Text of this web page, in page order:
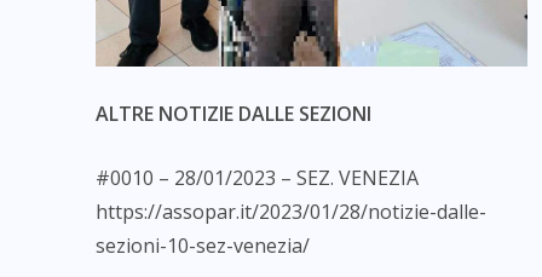
ALTRE NOTIZIE DALLE SEZIONI
#0010 – 28/01/2023 – SEZ. VENEZIA
https://assopar.it/2023/01/28/notizie-dalle-
sezioni-10-sez-venezia/